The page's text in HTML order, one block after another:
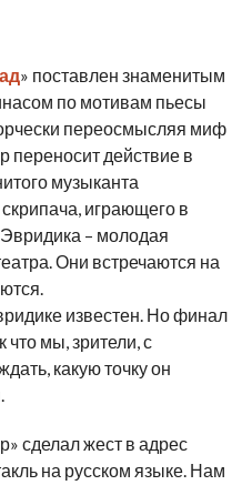
» поставлен знаменитым
по мотивам пьесы
переосмысляя миф
переносит действие в
музыканта
играющего в
– молодая
Они встречаются на
известен. Но финал
что мы, зрители, с
какую точку он
сделал жест в адрес
на русском языке. Нам